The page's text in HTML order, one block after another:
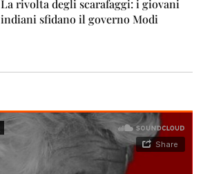
La rivolta degli scarafaggi: i giovani
indiani sfidano il governo Modi